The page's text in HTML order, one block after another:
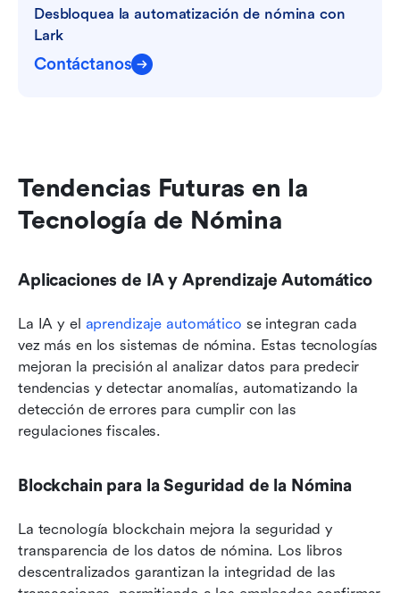
Desbloquea la automatización de nómina con
Lark
Contáctanos
Tendencias Futuras en la
Tecnología de Nómina
Aplicaciones de IA y Aprendizaje Automático
La IA y el aprendizaje automático se integran cada
vez más en los sistemas de nómina. Estas tecnologías
mejoran la precisión al analizar datos para predecir
tendencias y detectar anomalías, automatizando la
detección de errores para cumplir con las
regulaciones fiscales.
Blockchain para la Seguridad de la Nómina
La tecnología blockchain mejora la seguridad y
transparencia de los datos de nómina. Los libros
descentralizados garantizan la integridad de las